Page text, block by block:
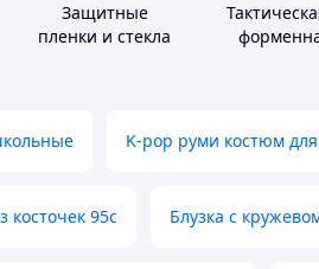
Защитные
пленки и стекла
K-pop руми костюм
косточек 95с Блузка с